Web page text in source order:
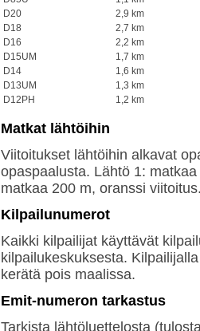
D20
2,9 km
D18
2,7 km
D16
2,2 km
D15UM
1,7 km
D14
1,6 km
D13UM
1,3 km
D12PH
1,2 km
Matkat lähtöihin
Viitoitukset lähtöihin alkavat
opaspaalusta. Lähtö 1:
matkaa 200 m, oranssi
Kilpailunumerot
Kaikki kilpailijat käyttävät
kilpailukeskuksesta.
kerätä pois maalissa.
Emit-numeron tarkastus
Tarkista lähtöluettelosta